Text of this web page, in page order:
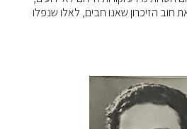
חוב הזיכרון שאנו חבים, לאלו שנפלו